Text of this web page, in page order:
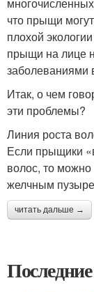
что прыщи
плохой
прыщи на лице
заболеваниями
Итак, о чем
эти проблемы?
Линия роста
Если прыщики
волос, то
желчным
читать дальше →